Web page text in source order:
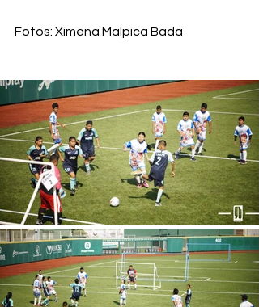
Fotos: Ximena Malpica Bada